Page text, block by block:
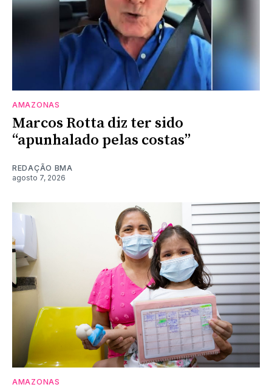
AMAZONAS
Marcos Rotta diz ter sido
“apunhalado pelas costas”
REDAÇÃO BMA
agosto 7, 2026
AMAZONAS